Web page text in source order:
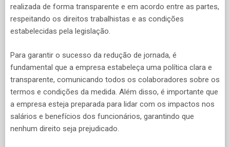
realizada de forma transparente e em acordo entre as partes,
respeitando os direitos trabalhistas e as condições
estabelecidas pela legislação.
Para garantir o sucesso da redução de jornada, é
fundamental que a empresa estabeleça uma política clara e
transparente, comunicando todos os colaboradores sobre os
termos e condições da medida. Além disso, é importante que
a empresa esteja preparada para lidar com os impactos nos
salários e benefícios dos funcionários, garantindo que
nenhum direito seja prejudicado.